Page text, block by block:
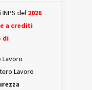
INPS del 2026
a crediti
di
Lavoro
Lavoro